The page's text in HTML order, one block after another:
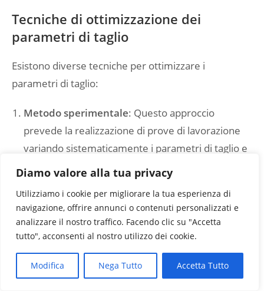
Diamo valore alla tua privacy
Utilizziamo i cookie per migliorare la tua esperienza di
navigazione, offrire annunci o contenuti personalizzati e
analizzare il nostro traffico. Facendo clic su "Accetta
tutto", acconsenti al nostro utilizzo dei cookie.
Modifica Nega Tutto Accetta Tutto
Tecniche di ottimizzazione dei
parametri di taglio
Esistono diverse tecniche per ottimizzare i
parametri di taglio:
Metodo sperimentale: Questo approccio
prevede la realizzazione di prove di lavorazione
variando sistematicamente i parametri di taglio e
valutando i risultati in termini di qualità, durata
dell’utensile e produttività.
Utilizzo di software CAM: I moderni software
CAM (Computer-Aided Manufacturing) offrono
funzionalità di ottimizzazione dei parametri di
taglio basate su algoritmi avanzati e database di
materiali e utensili.